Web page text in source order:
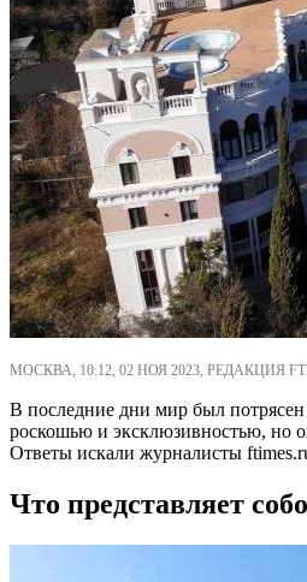
МОСКВА, 10:12, 02 НОЯ 2023, РЕДАКЦИЯ
В последние дни мир был
роскошью и эксклюзивностью, но
Ответы искали журналисты
Что представляет